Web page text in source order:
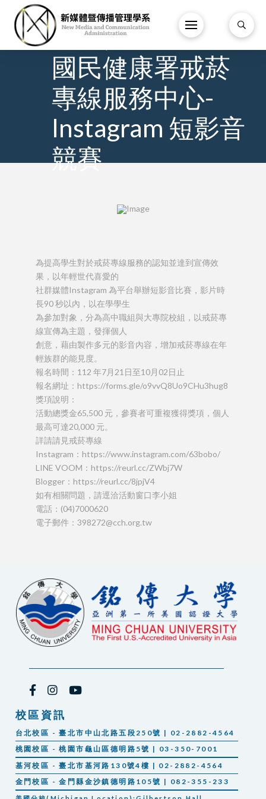
9 月 /
【競賽】衛福部
國民健康署戒菸
專線服務中心-
Instagram 短影音
競賽
為提高學生對於戒菸專線服務的認知並達到宣傳效
果，以年輕世代喜愛的
社群媒體Instagram 為平台舉辦短影音比賽，影片時
長90 秒以內，以在學學生
為參加對象，分為高中職組與大專院校組，以戒菸專
線宣傳為主題，發揮個人
創意，藉由製作多元的影音內容，增加戒菸專線在年
輕族群的能見度。
報名時間：112 年7月21日至10月02日止
報名網址：https://forms.gle/o9vvQ8Uo9CHu3hug8
獎項說明：
活動總獎金65,500 元，參賽者可重複獲得獎項，個人
最高可達20,000 元。
詳請請見戒菸專線
Instagram：https://www.instagram.com/63bobo/
LINE VOOM：https://reurl.cc/ZWbj7W
Blogger：https://reurl.cc/8jpjV4
如有相關問題，請逕洽活動窗口李小姐
電話：(04)7000620
電子郵件：398272@cch.org.tw
校區資訊
台北校區 - 臺北市中山北路五段250號 | 02-2882-4564
桃園校區 - 桃園市龜山區德明路5號 | 03-350-7001
基河校區 - 臺北市基河路130號4樓 | 02-2882-4564
金門校區 - 金門縣金沙鎮德明路105號 | 082-355-233